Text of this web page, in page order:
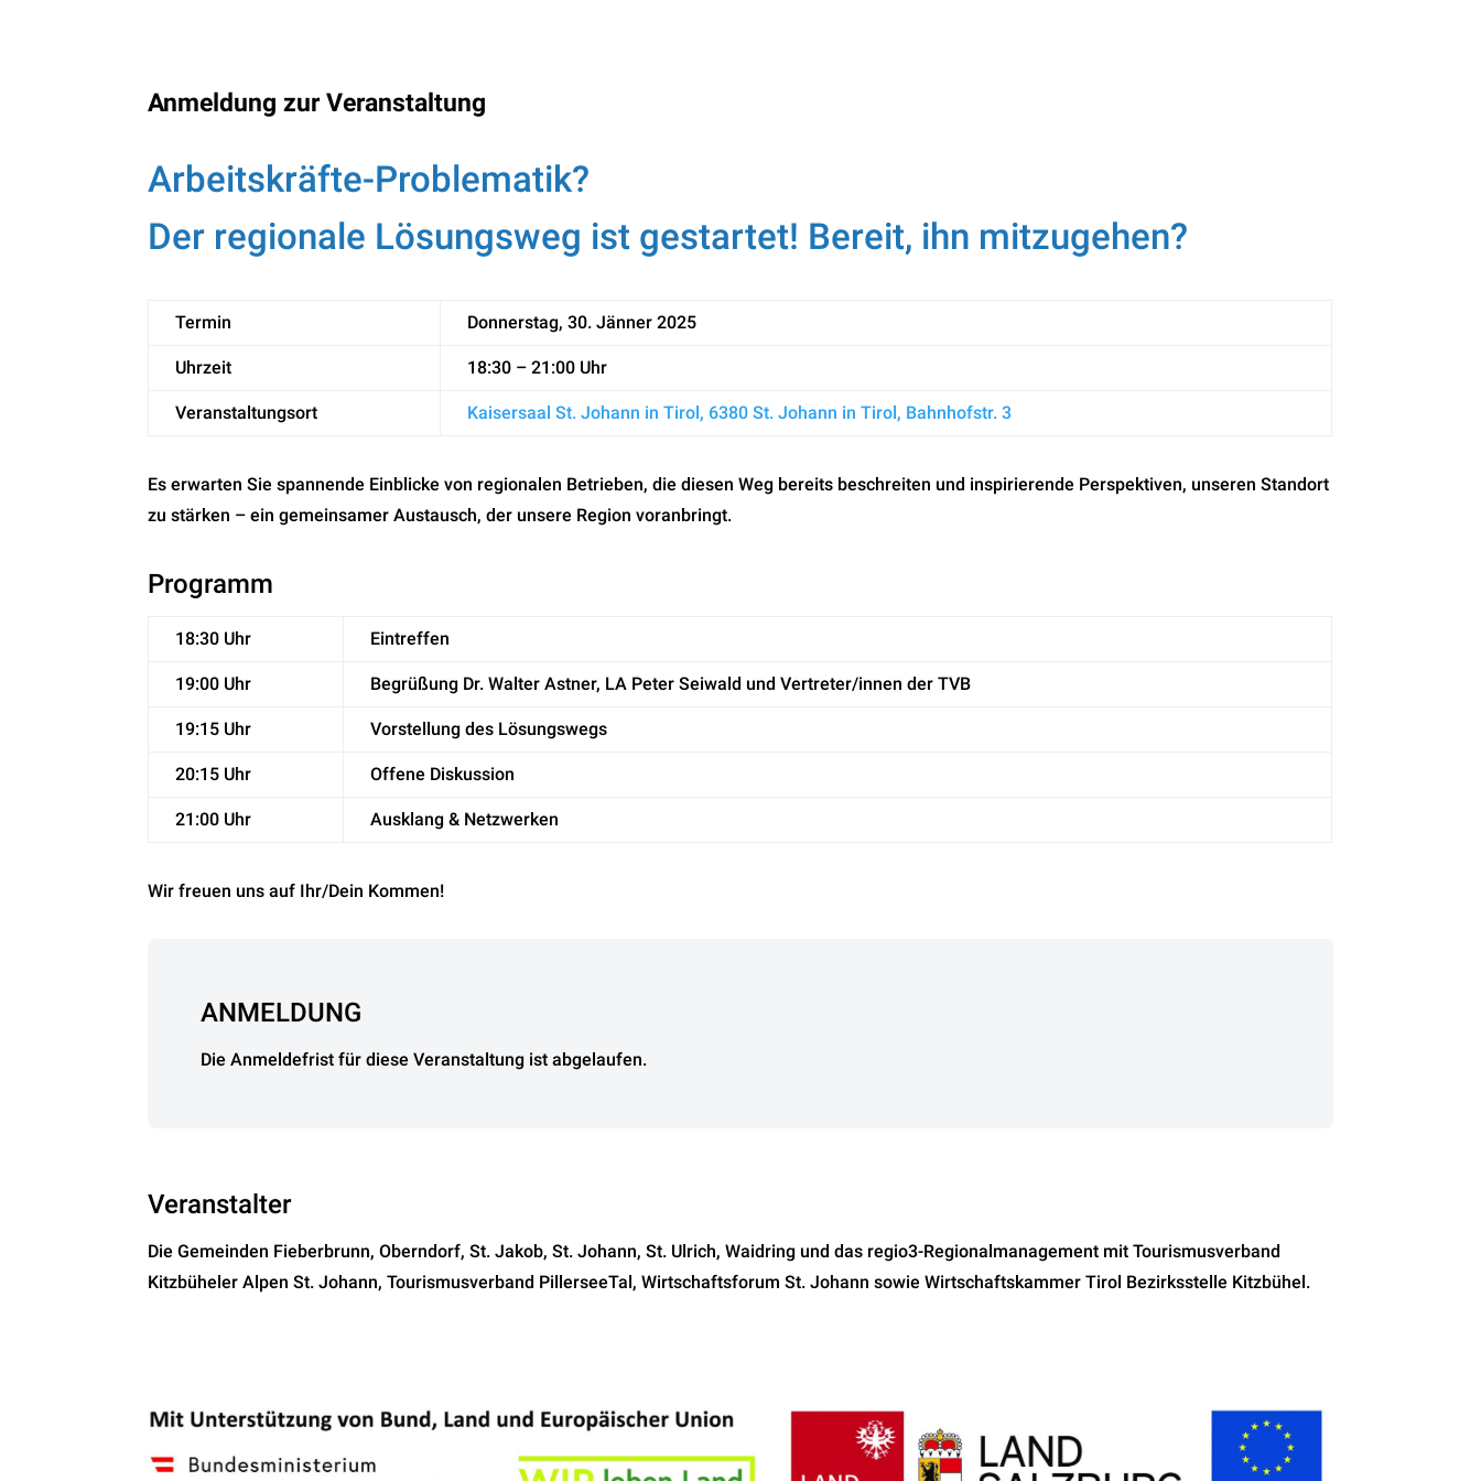
Anmeldung zur Veranstaltung
Arbeitskräfte-Problematik?
Der regionale Lösungsweg ist gestartet! Bereit, ihn mitzugehen?
Termin Donnerstag, 30. Jänner 2025
Uhrzeit 18:30 – 21:00 Uhr
Veranstaltungsort Kaisersaal St. Johann in Tirol, 6380 St. Johann in Tirol, Bahnhofstr. 3
Es erwarten Sie spannende Einblicke von regionalen Betrieben, die diesen Weg bereits beschreiten und inspirierende Perspektiven, unseren Standort
zu stärken – ein gemeinsamer Austausch, der unsere Region voranbringt.
Programm
18:30 Uhr Eintreffen
19:00 Uhr Begrüßung Dr. Walter Astner, LA Peter Seiwald und Vertreter/innen der TVB
19:15 Uhr Vorstellung des Lösungswegs
20:15 Uhr Offene Diskussion
21:00 Uhr Ausklang & Netzwerken
Wir freuen uns auf Ihr/Dein Kommen!
ANMELDUNG
Die Anmeldefrist für diese Veranstaltung ist abgelaufen.
Veranstalter
Die Gemeinden Fieberbrunn, Oberndorf, St. Jakob, St. Johann, St. Ulrich, Waidring und das regio3-Regionalmanagement mit Tourismusverband
Kitzbüheler Alpen St. Johann, Tourismusverband PillerseeTal, Wirtschaftsforum St. Johann sowie Wirtschaftskammer Tirol Bezirksstelle Kitzbühel.